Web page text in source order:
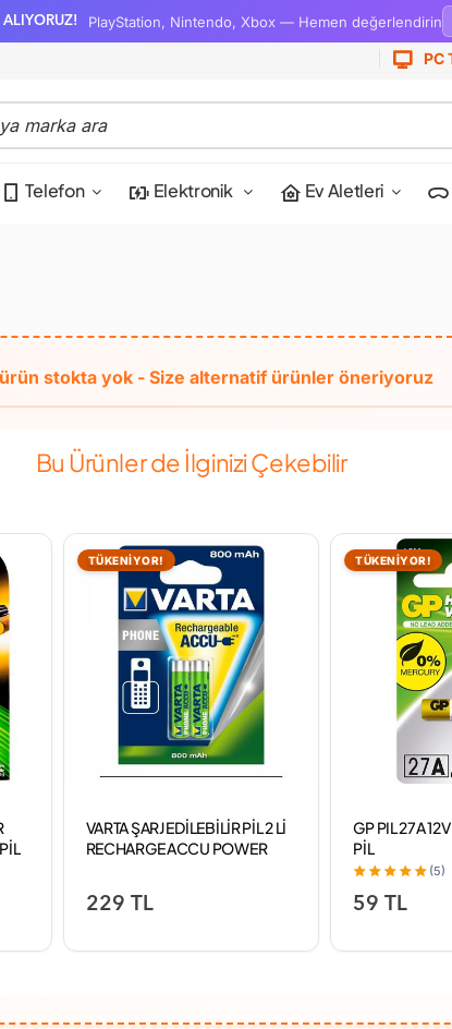
PlayStation, Nintendo, Xbox — Hemen değerlendirin
PC
Telefon Elektronik Ev Aletleri
Bu Ürünler de İlginizi Çekebilir
TÜKENİYOR!
VARTA ŞARJ EDİLEBİLİR PİL 2 Lİ
RECHARGE ACCU POWER
229 TL
TÜKENİYOR!
GP PIL 27A
PİL
(5)
59 TL